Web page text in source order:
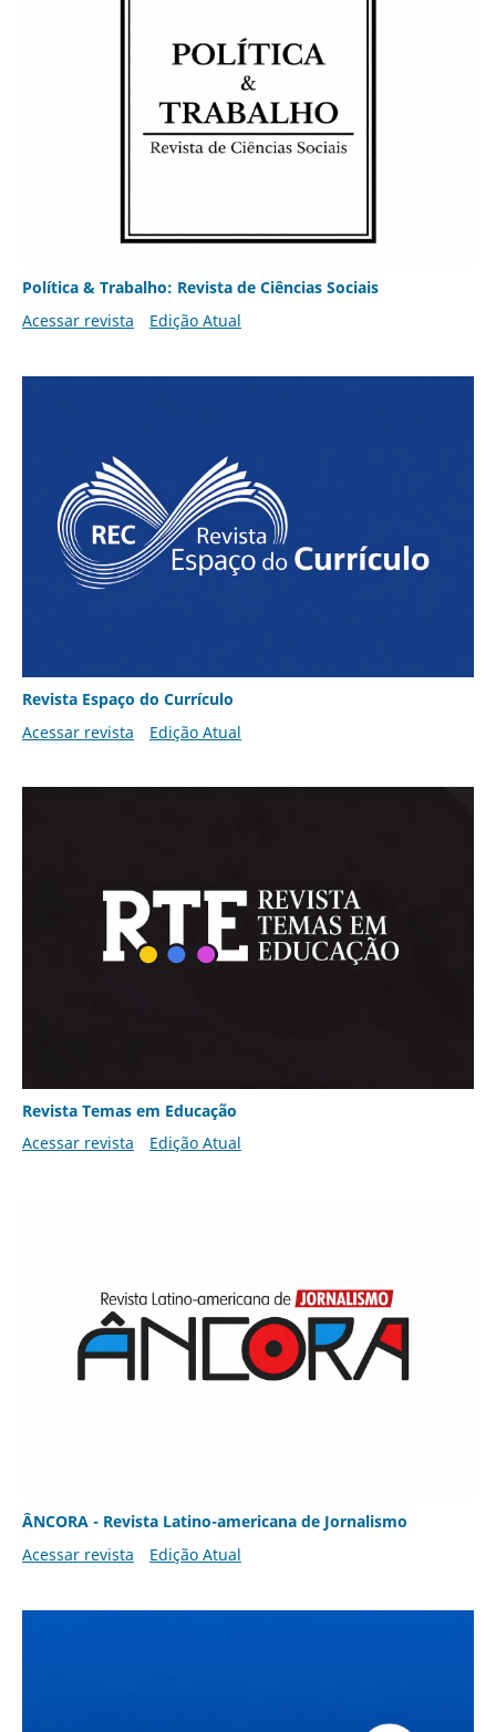
Política & Trabalho: Revista de Ciências Sociais
Acessar revista
Edição Atual
Revista Espaço do Currículo
Acessar revista
Edição Atual
Revista Temas em Educação
Acessar revista
Edição Atual
ÂNCORA - Revista Latino-americana de Jornalismo
Acessar revista
Edição Atual